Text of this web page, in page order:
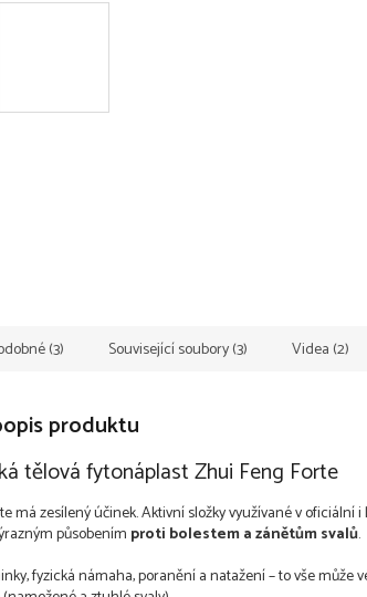
(3) Související soubory (3) Videa (2)
produktu
tělová fytonáplast Zhui Feng Forte
má zesílený účinek. Aktivní složky využívané v oficiální
působením proti bolestem a zánětům svalů.
fyzická námaha, poranění a natažení – to vše může